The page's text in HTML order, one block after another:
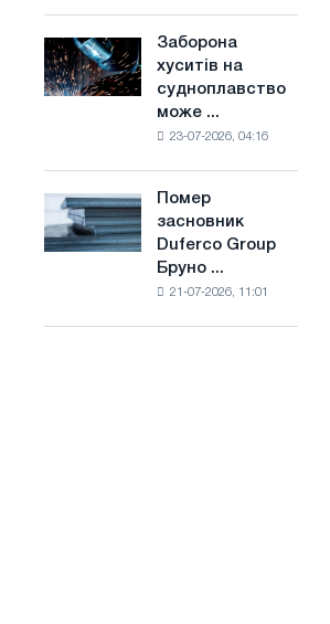
боротьбі
зі
зміною
клімату
в
Сполученому
Заборона
хуситів
на
судноплавство
Саудівської
сталі
Заборона
хуситів на
судноплавство
може ...
23-07-2026, 04:16
Помер
засновник
Duferco
Помер
засновник
Duferco Group
Бруно ...
21-07-2026, 11:01